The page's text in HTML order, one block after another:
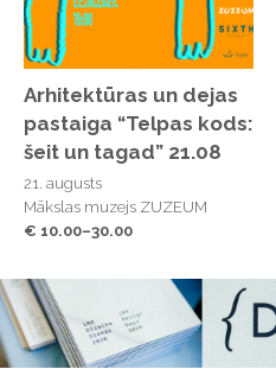
Arhitektūras un dejas
pastaiga “Telpas kods:
šeit un tagad” 21.08
21. augusts
Mākslas muzejs ZUZEUM
€ 10.00–30.00